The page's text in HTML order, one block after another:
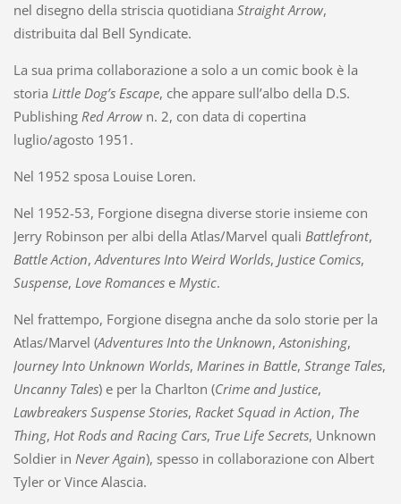
nel disegno della striscia quotidiana Straight Arrow,
distribuita dal Bell Syndicate.
La sua prima collaborazione a solo a un comic book è la
storia Little Dog’s Escape, che appare sull’albo della D.S.
Publishing Red Arrown. 2, con data di copertina
luglio/agosto 1951.
Nel 1952 sposa Louise Loren.
Nel 1952-53, Forgione disegna diverse storie insieme con
Jerry Robinson per albi della Atlas/Marvel quali Battlefront,
Battle Action,Adventures Into Weird Worlds, Justice Comics,
Suspense, Love Romancese Mystic.
Nel frattempo, Forgione disegna anche da solo storie per la
Atlas/Marvel (Adventures Into the Unknown,Astonishing,
Journey Into Unknown Worlds, Marines in Battle, Strange Tales,
Uncanny Tales) e per la Charlton (Crime and Justice,
Lawbreakers Suspense Stories, Racket Squad in Action, The
Thing, Hot Rods and Racing Cars, True Life Secrets, Unknown
Soldier in Never Again), spesso in collaborazione con Albert
Tyler or Vince Alascia.